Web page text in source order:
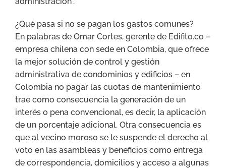
¿Qué pasa si no se pagan los gastos comunes?
En palabras de Omar Cortes, gerente de Edifito.co –
empresa chilena con sede en Colombia, que ofrece
la mejor solución de control y gestión
administrativa de condominios y edificios – en
Colombia no pagar las cuotas de mantenimiento
trae como consecuencia la generación de un
interés o pena convencional, es decir, la aplicación
de un porcentaje adicional. Otra consecuencia es
que al vecino moroso se le suspende el derecho al
voto en las asambleas y beneficios como entrega
de correspondencia, domicilios y acceso a algunas